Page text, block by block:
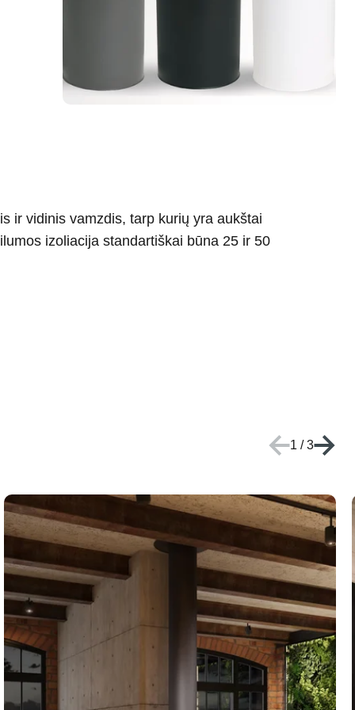
ir vidinis vamzdis, tarp kurių yra aukštai
izoliacija standartiškai būna 25 ir 50
1 /3